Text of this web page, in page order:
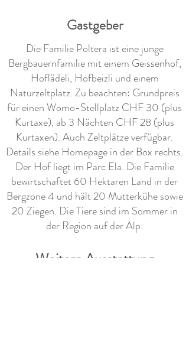
Gastgeber
Die Familie Poltera ist eine junge
Bergbauernfamilie mit einem Geissenhof,
Hoflädeli, Hofbeizli und einem
Naturzeltplatz. Zu beachten: Grundpreis
für einen Womo-Stellplatz CHF 30 (plus
Kurtaxe), ab 3 Nächten CHF 28 (plus
Kurtaxen). Auch Zeltplätze verfügbar.
Details siehe Homepage in der Box rechts.
Der Hof liegt im Parc Ela. Die Familie
bewirtschaftet 60 Hektaren Land in der
Bergzone 4 und hält 20 Mutterkühe sowie
20 Ziegen. Die Tiere sind im Sommer in
der Region auf der Alp.
Weitere Ausstattung